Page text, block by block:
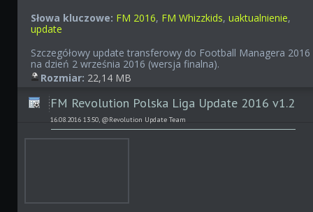
Słowa kluczowe: FM 2016, FM Whizzkids,uaktualnienie,
update
Szczegółowy update transferowy do Football Managera 2016
na dzień 2 września 2016 (wersja finalna).
Rozmiar: 22,14 MB
FM Revolution Polska Liga Update 2016 v1.2
16.08.2016 13:50, @Revolution Update Team